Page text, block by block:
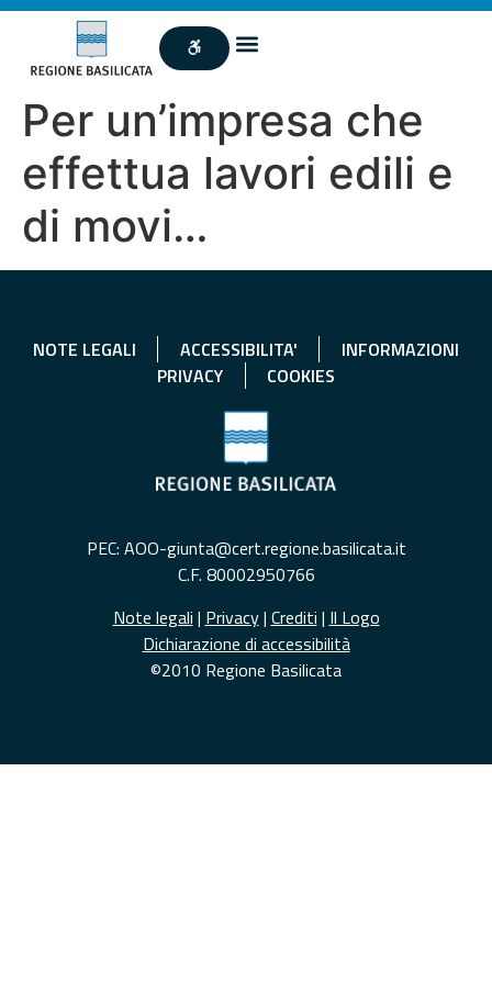
Per un’impresa che
effettua lavori edili e
di movi…
NOTE LEGALI ACCESSIBILITA'
INFORMAZIONI
PRIVACY
COOKIES
PEC: AOO-giunta@cert.regione.basilicata.it
C.F. 80002950766
Note legali | Privacy| Crediti | Il Logo
Dichiarazione di accessibilità
©2010 Regione Basilicata